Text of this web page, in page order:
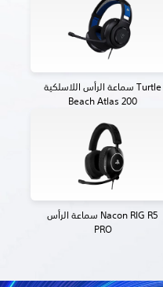
سماعة الرأس اللاسلكية Turtle
Beach Atlas 200
سماعة الرأس Nacon RIG R5
PRO